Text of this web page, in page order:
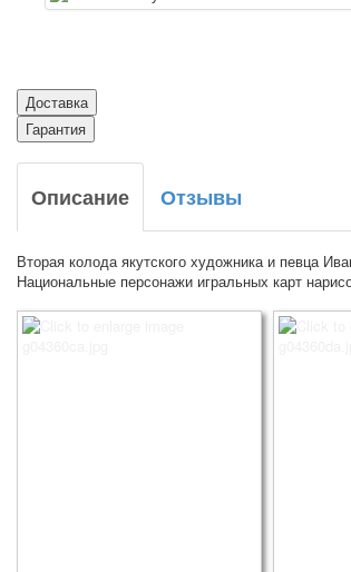
Доставка
Гарантия
Описание Отзывы
Вторая колода якутского художника и певца
Национальные персонажи игральных карт